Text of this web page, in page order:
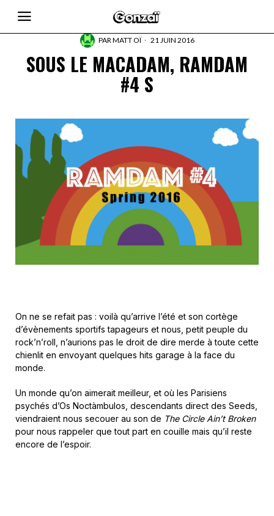
PARMATT OÏ 21 JUIN 2016
SOUS LE MACADAM, RAMDAM
#4 S
On ne se refait pas : voilà qu’arrive l’été et son cortège
d’évènements sportifs tapageurs et nous, petit peuple du
rock’n’roll, n’aurions pas le droit de dire merde à toute cette
chienlit en envoyant quelques hits garage à la face du
monde.
Un monde qu’on aimerait meilleur, et où les Parisiens
psychés d’Os Noctàmbulos, descendants direct des Seeds,
viendraient nous secouer au son de The Circle Ain’t Broken
pour nous rappeler que tout part en couille mais qu’il reste
encore de l’espoir.